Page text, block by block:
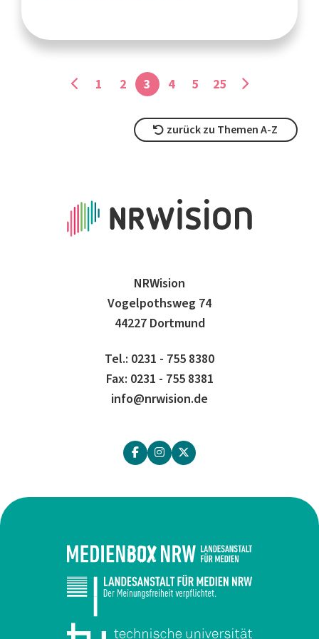
1 2 3 4 5 25
zurück zu Themen A-Z
NRWision
Vogelpothsweg 74
44227 Dortmund
Tel.: 0231 - 755 8380
Fax: 0231 - 755 8381
info@nrwision.de